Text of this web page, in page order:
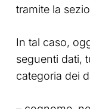
tramite la
In tal caso,
seguenti dati,
categoria dei